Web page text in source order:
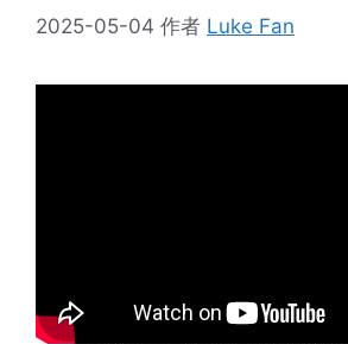
2025-05-04 作者 Luke Fan